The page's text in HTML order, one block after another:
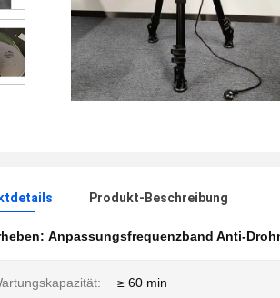
Produkt-Beschreibung
Anpassungsfrequenzband Anti-
≥ 60 min